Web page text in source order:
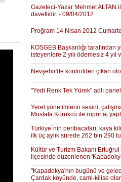
Gazeteci-Yazar Mehmet ALTAN
davetlidir. - 09/04/2012
Proğram 14 Nisan 2012
KOSGEB Başkanlığı
isteyenlere 2 yılı ödemesiz 4
Nevşehir'de kontrolden çıkan
"Yedi Renk Tek Yürek'' adlı
Yerel yönetimlerin sesini,
Mustafa Körükcü ile röportaj
Türkiye´nin peribacaları, kaya
ilk üç aylık sürede 262 bin 290
Kültür ve Turizm Bakanı
ilçesinde düzenlenen
"Kapadokya'nın bugünü ve
Çardak köyünde, cami-kilise